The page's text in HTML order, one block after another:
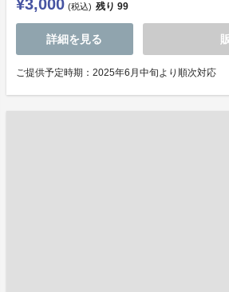
¥3,000 (税込) 残り 99
詳細を見る
ご提供予定時期：2025年6月中旬より順次対応